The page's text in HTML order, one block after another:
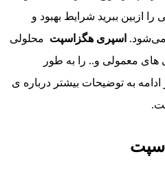
ازبین ببرید شرایط بهبود و
اسپری هگزاسپت محلولی
معمولی و.. را به طور
به توضیحات بیشتر درباره ی